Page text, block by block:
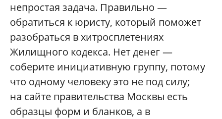
непростая задача. Правильно —
обратиться к юристу, который поможет
разобраться в хитросплетениях
Жилищного кодекса. Нет денег —
соберите инициативную группу, потому
что одному человеку это не под силу;
на сайте правительства Москвы есть
образцы форм и бланков, а в